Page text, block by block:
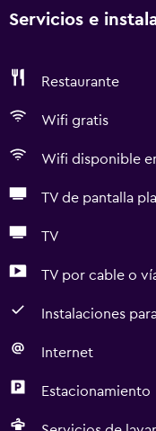
Servicios e
Restaurante
Wifi gratis
Wifi disponible
TV de pantalla
TV
TV por cable o
Instalaciones
Internet
Estacionamiento